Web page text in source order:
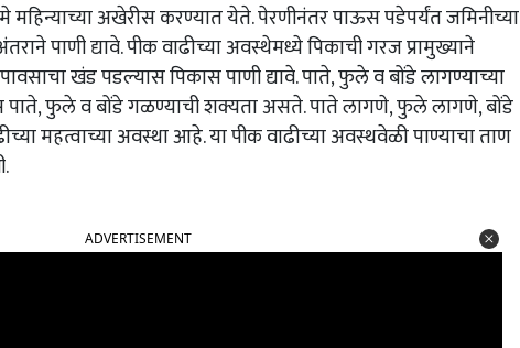
मे महिन्याच्या अखेरीस करण्यात येते. पेरणीनंतर पाऊस पडेपर्यंत जमिनीच्या
पाणी द्यावे. पीक वाढीच्या अवस्थेमध्ये पिकाची गरज प्रामुख्याने
खंड पडल्यास पिकास पाणी द्यावे. पाते, फुले व बोंडे लागण्याच्या
पाते, फुले व बोंडे गळण्याची शक्यता असते. पाते लागणे, फुले लागणे, बोंडे
महत्वाच्या अवस्था आहे. या पीक वाढीच्या अवस्थवेळी पाण्याचा ताण